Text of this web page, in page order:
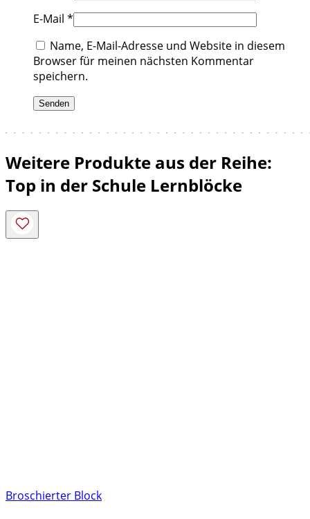
E-Mail *
Name, E-Mail-Adresse und Website in diesem
Browser für meinen nächsten Kommentar
speichern.
Weitere Produkte aus der Reihe:
Top in der Schule Lernblöcke
Broschierter Block